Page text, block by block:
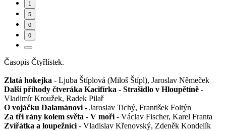
1
5
0
0
Časopis Čtyřlístek.
Zlatá hokejka - Ljuba Štíplová (Miloš Štípl), Jaroslav Němeček
Další příhody čtveráka Kacifírka - Strašidlo v Hloupětíně -
Vladimír Kroužek, Radek Pilař
O vojáčku Dalamánovi - Jaroslav Tichý, František Foltýn
Za tři rány kolem světa - V moři - Václav Fischer, Karel Franta
Zvířátka a loupežníci - Vladislav Křenovský, Zdeněk Kondelík